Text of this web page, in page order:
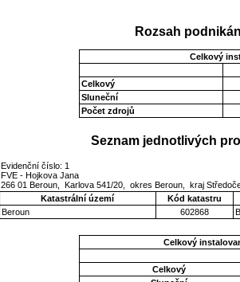
Rozsah
Celkový
Celkový
Sluneční
Počet zdrojů
Seznam jednotlivých
Evidenční číslo: 1
FVE - Hojkova Jana
266 01 Beroun, Karlova 541/20, okres Beroun, kraj
Katastrální území
Kód katastru
Beroun
602868
Celkový
Celkový